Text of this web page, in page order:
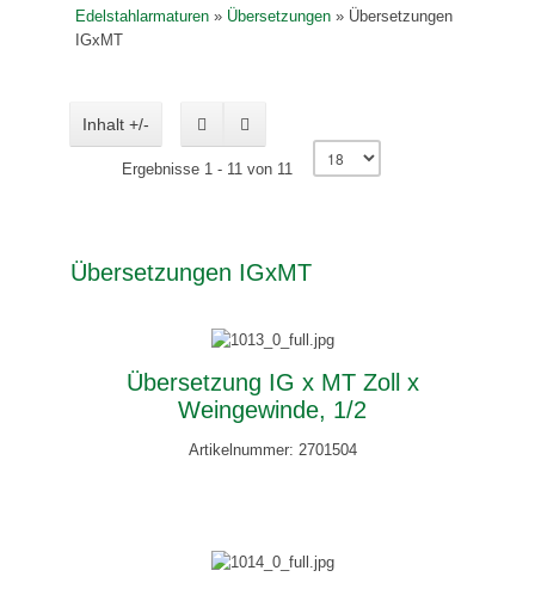
Edelstahlarmaturen » Übersetzungen » Übersetzungen
IGxMT
Inhalt +/-
Ergebnisse 1 - 11 von 11
Übersetzungen IGxMT
Übersetzung IG x MT Zoll x
Weingewinde, 1/2
Artikelnummer: 2701504